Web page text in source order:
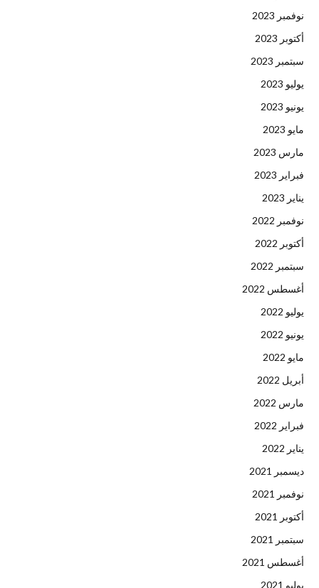
نوفمبر 2023
أكتوبر 2023
سبتمبر 2023
يوليو 2023
يونيو 2023
مايو 2023
مارس 2023
فبراير 2023
يناير 2023
نوفمبر 2022
أكتوبر 2022
سبتمبر 2022
أغسطس 2022
يوليو 2022
يونيو 2022
مايو 2022
أبريل 2022
مارس 2022
فبراير 2022
يناير 2022
ديسمبر 2021
نوفمبر 2021
أكتوبر 2021
سبتمبر 2021
أغسطس 2021
يوليو 2021